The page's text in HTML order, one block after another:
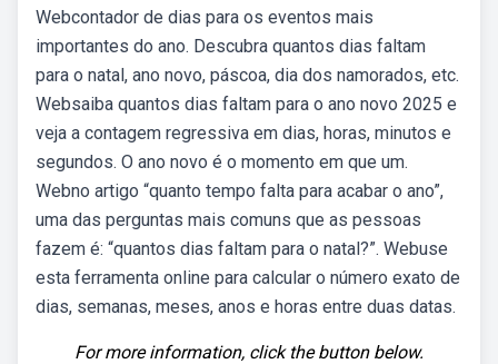
Webcontador de dias para os eventos mais
importantes do ano. Descubra quantos dias faltam
para o natal, ano novo, páscoa, dia dos namorados, etc.
Websaiba quantos dias faltam para o ano novo 2025 e
veja a contagem regressiva em dias, horas, minutos e
segundos. O ano novo é o momento em que um.
Webno artigo “quanto tempo falta para acabar o ano”,
uma das perguntas mais comuns que as pessoas
fazem é: “quantos dias faltam para o natal?”. Webuse
esta ferramenta online para calcular o número exato de
dias, semanas, meses, anos e horas entre duas datas.
For more information, click the button below.